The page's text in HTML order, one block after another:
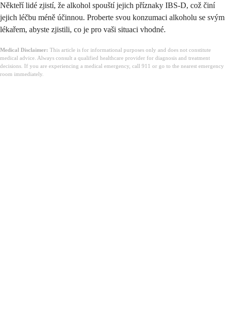
Někteří lidé zjistí, že alkohol spouští jejich příznaky IBS-D, což činí
jejich léčbu méně účinnou. Proberte svou konzumaci alkoholu se svým
lékařem, abyste zjistili, co je pro vaši situaci vhodné.
Medical Disclaimer: This article is for informational purposes only and does not constitute
medical advice. Always consult a qualified healthcare provider for diagnosis and treatment
decisions. If you are experiencing a medical emergency, call 911 or go to the nearest emergency
room immediately.